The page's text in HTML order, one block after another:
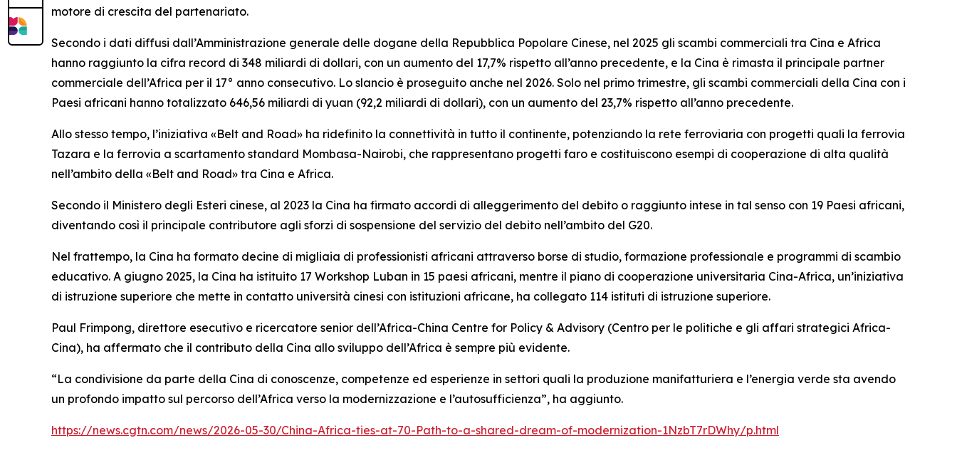
motore di crescita del partenariato.
Secondo i dati diffusi dall’Amministrazione generale delle dogane della Repubblica Popolare Cinese, nel 2025 gli scambi commerciali tra Cina e Africa
hanno raggiunto la cifra record di 348 miliardi di dollari, con un aumento del 17,7% rispetto all’anno precedente, e la Cina è rimasta il principale partner
commerciale dell’Africa per il 17° anno consecutivo. Lo slancio è proseguito anche nel 2026. Solo nel primo trimestre, gli scambi commerciali della Cina con i
Paesi africani hanno totalizzato 646,56 miliardi di yuan (92,2 miliardi di dollari), con un aumento del 23,7% rispetto all’anno precedente.
Allo stesso tempo, l’iniziativa «Belt and Road» ha ridefinito la connettività in tutto il continente, potenziando la rete ferroviaria con progetti quali la ferrovia
Tazara e la ferrovia a scartamento standard Mombasa-Nairobi, che rappresentano progetti faro e costituiscono esempi di cooperazione di alta qualità
nell’ambito della «Belt and Road» tra Cina e Africa.
Secondo il Ministero degli Esteri cinese, al 2023 la Cina ha firmato accordi di alleggerimento del debito o raggiunto intese in tal senso con 19 Paesi africani,
diventando così il principale contributore agli sforzi di sospensione del servizio del debito nell’ambito del G20.
Nel frattempo, la Cina ha formato decine di migliaia di professionisti africani attraverso borse di studio, formazione professionale e programmi di scambio
educativo. A giugno 2025, la Cina ha istituito 17 Workshop Luban in 15 paesi africani, mentre il piano di cooperazione universitaria Cina-Africa, un’iniziativa
di istruzione superiore che mette in contatto università cinesi con istituzioni africane, ha collegato 114 istituti di istruzione superiore.
Paul Frimpong, direttore esecutivo e ricercatore senior dell’Africa-China Centre for Policy & Advisory (Centro per le politiche e gli affari strategici Africa-
Cina), ha affermato che il contributo della Cina allo sviluppo dell’Africa è sempre più evidente.
“La condivisione da parte della Cina di conoscenze, competenze ed esperienze in settori quali la produzione manifatturiera e l’energia verde sta avendo
un profondo impatto sul percorso dell’Africa verso la modernizzazione e l’autosufficienza”, ha aggiunto.
https://news.cgtn.com/news/2026-05-30/China-Africa-ties-at-70-Path-to-a-shared-dream-of-modernization-1NzbT7rDWhy/p.html